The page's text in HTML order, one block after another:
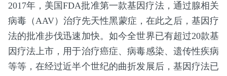
2017年，美国FDA批准第一款基因疗法，通过腺相关
病毒（AAV）治疗先天性黑蒙症，在此之后，基因疗
法的批准步伐迅速加快。如今全世界已有超过20款基
因疗法上市，用于治疗癌症、病毒感染、遗传性疾病
等等，在经过近半个世纪的曲折发展后，基因疗法已